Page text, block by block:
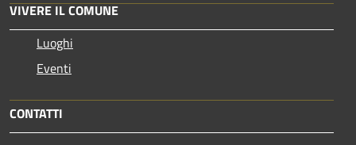
VIVERE IL COMUNE
Luoghi
Eventi
CONTATTI